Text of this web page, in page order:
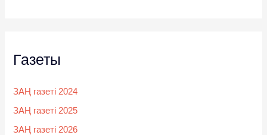
Газеты
ЗАҢ газеті 2024
ЗАҢ газеті 2025
ЗАҢ газеті 2026